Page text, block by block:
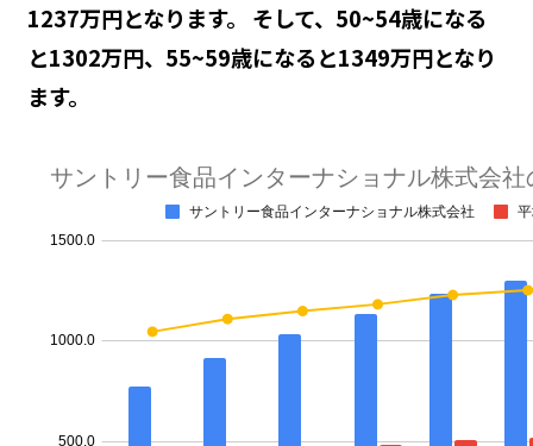
1237万円となります。 そして、50~54歳になる
と1302万円、55~59歳になると1349万円となり
ます。